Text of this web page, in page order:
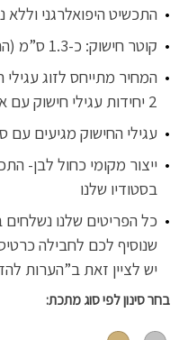
התכשיט היפואלרגני וללא
קוטר חישוק: כ-1.3 ס”מ (החישוקים קטנים)
המחיר מתייחס לזוג
2 יחידות עגילי חישוק עם אבן חן)
עגילי החישוק מגיעים עם
ייצור מקומי כחול לבן-
בסטודיו שלנו
כל הפריטים שלנו
שנוסיף לכם לחבילה
יש לציין זאת ב”הערות
בחר סינון לפי סוג מתכת